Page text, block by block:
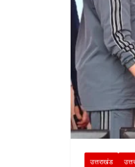
उत्तराखंड